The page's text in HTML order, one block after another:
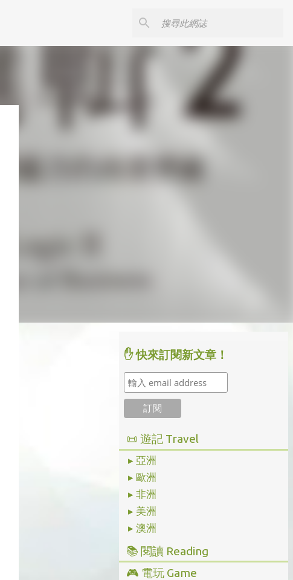
✋ 快來訂閱新文章！
📜 遊記 Travel
▸ 亞洲
▸ 歐洲
▸ 非洲
▸ 美洲
▸ 澳洲
📚 閱讀 Reading
▸ 投資理財
🎮 電玩 Game